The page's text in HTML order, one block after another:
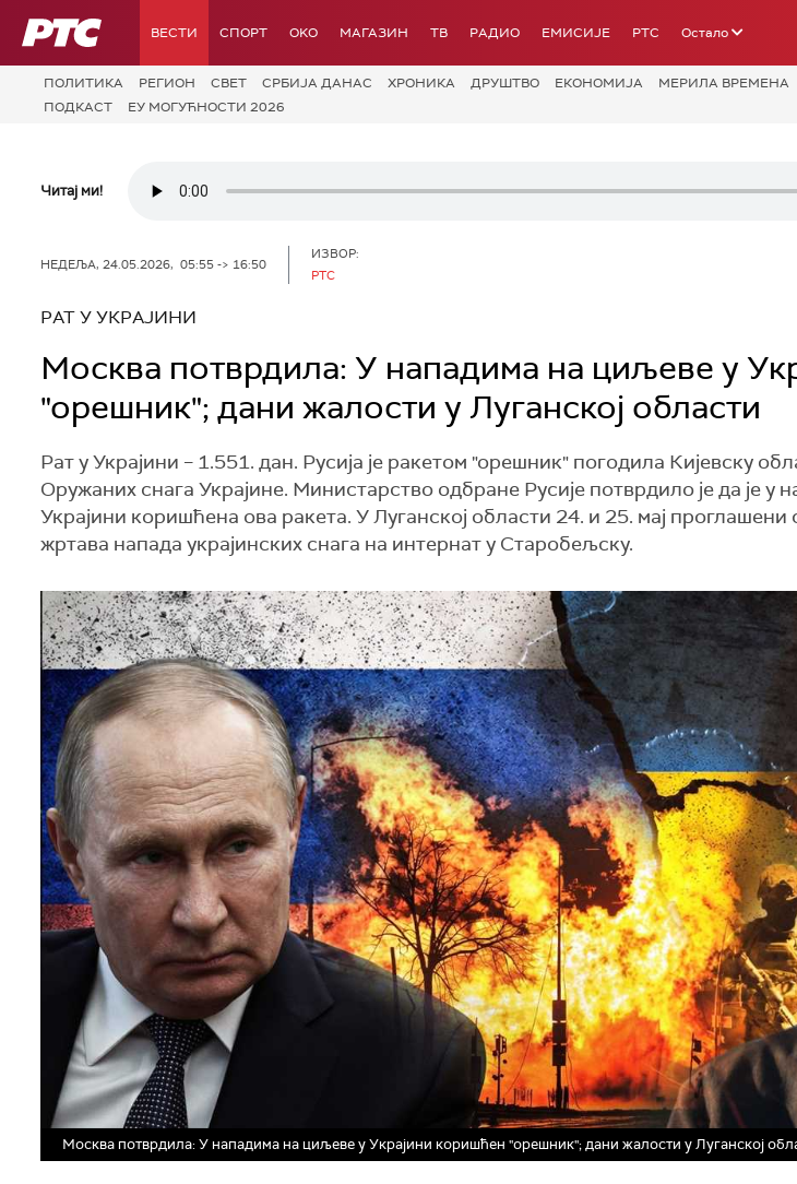
РТС ВЕСТИ СПОРТ OKO МАГАЗИН ТВ РАДИО ЕМИСИЈЕ РТС Остало
ПОЛИТИКА РЕГИОН СВЕТ СРБИЈА ДАНАС ХРОНИКА ДРУШТВО ЕКОНОМИЈА МЕРИЛА ВРЕМЕНА
ПОДКАСТ
ЕУ МОГУЋНОСТИ 2026
Читај ми!
НЕДЕЉА, 24.05.2026, 05:55 -> 16:50
ИЗВОР:
РТС
РАТ У УКРАЈИНИ
Москва потврдила: У нападима на циљеве у
"орешник"; дани жалости у Луганској области
Рат у Украјини – 1.551. дан. Русија је ракетом "орешник" погодила Кијевску
Оружаних снага Украјине. Министарство одбране Русије потврдило је да је у
Украјини коришћена ова ракета. У Луганској области 24. и 25. мај
жртава напада украјинских снага на интернат у Старобељску.
Москва потврдила: У нападима на циљеве у Украјини коришћен "орешник"; дани жалости у Луганској